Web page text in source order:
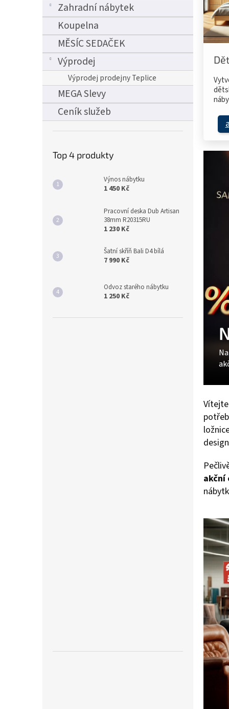
Zahradní nábytek
Koupelna
MĚSÍC SEDAČEK
Výprodej
Výprodej prodejny Teplice
MEGA Slevy
Ceník služeb
Top 4 produkty
Výnos nábytku
1 450 Kč
Pracovní deska Dub Artisan
38mm R20315RU
1 230 Kč
Šatní skříň Bali D4 bílá
7 990 Kč
Odvoz starého nábytku
1 250 Kč
akční